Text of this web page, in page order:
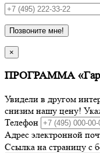
Позвоните мне!
×
ПРОГРАММА
Увидели в другом
снизим нашу цену!
Телефон
Адрес электронной
Ссылка на страницу с